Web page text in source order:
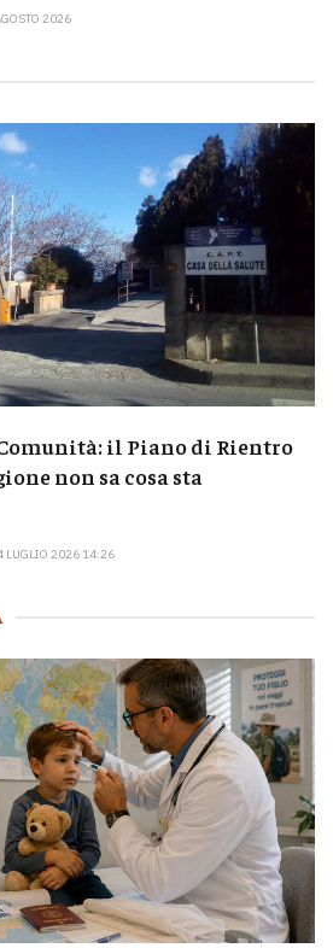
2026
il Piano di Rientro
non sa cosa sta
LUGLIO 2026 14:26